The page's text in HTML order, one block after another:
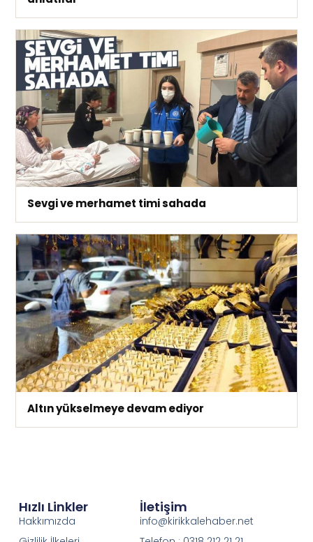
Sevgi ve merhamet timi sahada
Altın yükselmeye devam ediyor
Hızlı Linkler
Hakkımızda
İletişim
info@kirikkalehaber.net